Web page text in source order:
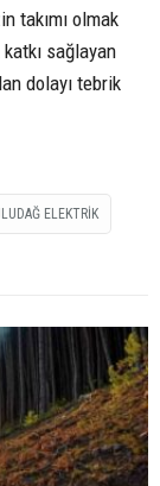
takımı olmak
sağlayan
dolayı tebrik
ELEKTRIK